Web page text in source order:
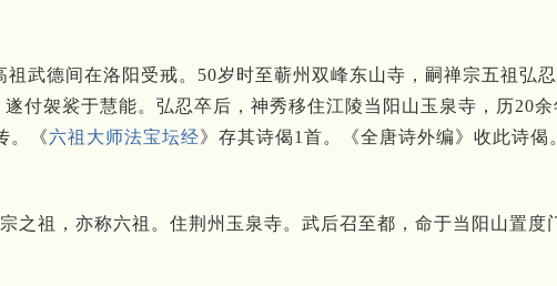
武德间在洛阳受戒。50岁时至蕲州双峰东山寺，嗣禅宗五祖弘
付袈裟于慧能。弘忍卒后，神秀移住江陵当阳山玉泉寺，历20余
。《六祖大师法宝坛经》存其诗偈1首。《全唐诗外编》收此诗偈
祖，亦称六祖。住荆州玉泉寺。武后召至都，命于当阳山置度